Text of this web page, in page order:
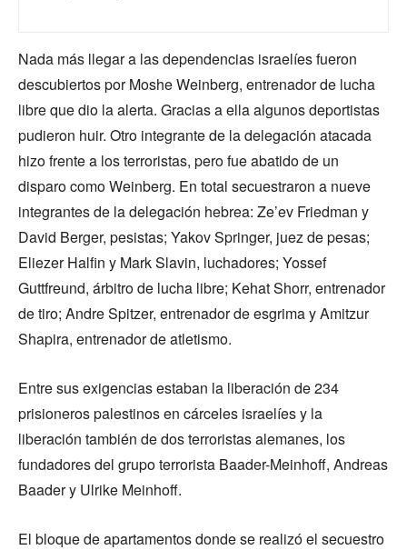
Nada más llegar a las dependencias israelíes fueron
descubiertos por Moshe Weinberg, entrenador de lucha
libre que dio la alerta. Gracias a ella algunos deportistas
pudieron huir. Otro integrante de la delegación atacada
hizo frente a los terroristas, pero fue abatido de un
disparo como Weinberg. En total secuestraron a nueve
integrantes de la delegación hebrea: Ze’ev Friedman y
David Berger, pesistas; Yakov Springer, juez de pesas;
Eliezer Halfin y Mark Slavin, luchadores; Yossef
Guttfreund, árbitro de lucha libre; Kehat Shorr, entrenador
de tiro; Andre Spitzer, entrenador de esgrima y Amitzur
Shapira, entrenador de atletismo.
Entre sus exigencias estaban la liberación de 234
prisioneros palestinos en cárceles israelíes y la
liberación también de dos terroristas alemanes, los
fundadores del grupo terrorista Baader-Meinhoff, Andreas
Baader y Ulrike Meinhoff.
El bloque de apartamentos donde se realizó el secuestro